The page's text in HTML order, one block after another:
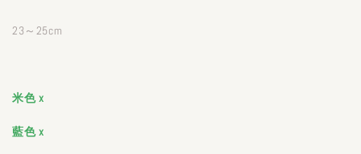
23～25cm
米色x
藍色 x